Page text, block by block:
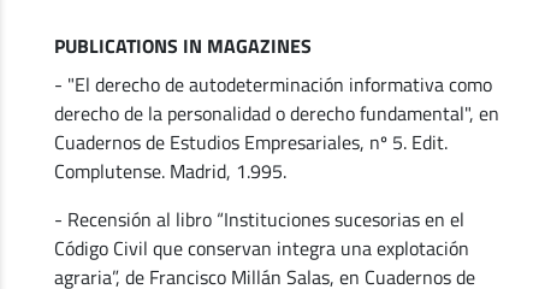
PUBLICATIONS IN MAGAZINES
- "El derecho de autodeterminación informativa como
derecho de la personalidad o derecho fundamental", en
Cuadernos de Estudios Empresariales, nº 5. Edit.
Complutense. Madrid, 1.995.
- Recensión al libro “Instituciones sucesorias en el
Código Civil que conservan integra una explotación
agraria”, de Francisco Millán Salas, en Cuadernos de